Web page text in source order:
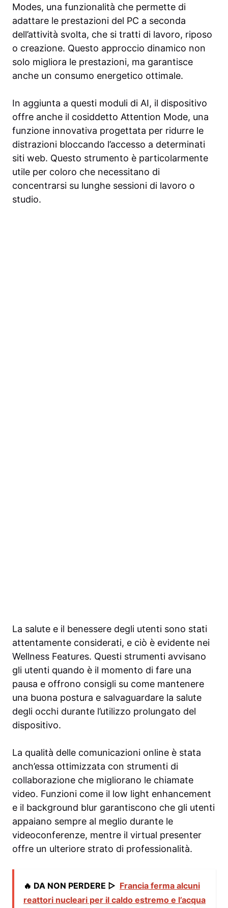
Modes, una funzionalità che permette di
adattare le prestazioni del PC a seconda
dell’attività svolta, che si tratti di lavoro, riposo
o creazione. Questo approccio dinamico non
solo migliora le prestazioni, ma garantisce
anche un consumo energetico ottimale.
In aggiunta a questi moduli di AI, il dispositivo
offre anche il cosiddetto Attention Mode, una
funzione innovativa progettata per ridurre le
distrazioni bloccando l’accesso a determinati
siti web. Questo strumento è particolarmente
utile per coloro che necessitano di
concentrarsi su lunghe sessioni di lavoro o
studio.
La salute e il benessere degli utenti sono stati
attentamente considerati, e ciò è evidente nei
Wellness Features. Questi strumenti avvisano
gli utenti quando è il momento di fare una
pausa e offrono consigli su come mantenere
una buona postura e salvaguardare la salute
degli occhi durante l’utilizzo prolungato del
dispositivo.
La qualità delle comunicazioni online è stata
anch’essa ottimizzata con strumenti di
collaborazione che migliorano le chiamate
video. Funzioni come il low light enhancement
e il background blur garantiscono che gli utenti
appaiano sempre al meglio durante le
videoconferenze, mentre il virtual presenter
offre un ulteriore strato di professionalità.
🔥 DA NON PERDERE ▷ Francia ferma alcuni
reattori nucleari per il caldo estremo e l’acqua